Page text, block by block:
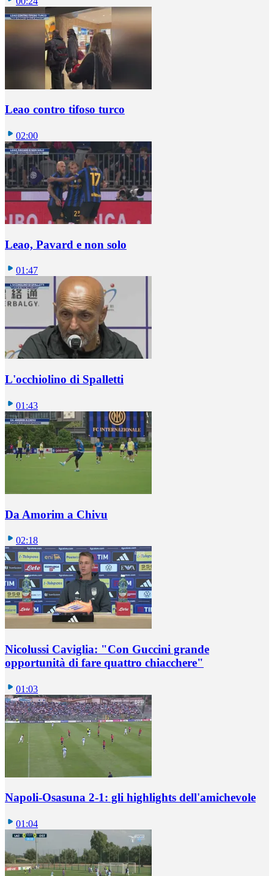
Leao contro tifoso turco
02:00
Leao, Pavard e non solo
01:47
L'occhiolino di Spalletti
01:43
Da Amorim a Chivu
02:18
Nicolussi Caviglia: "Con Guccini grande
opportunità di fare quattro chiacchere"
01:03
Napoli-Osasuna 2-1: gli highlights dell'amichevole
01:04